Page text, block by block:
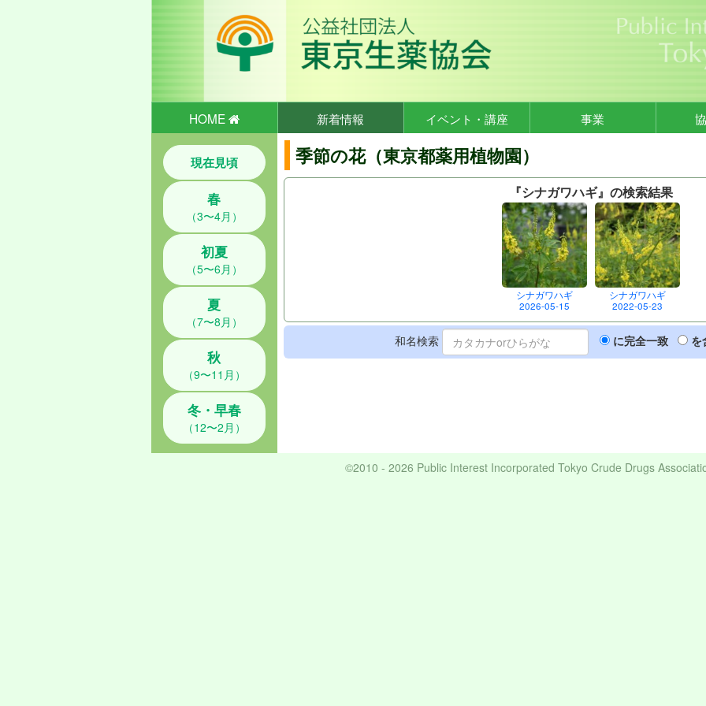
HOME 新着情報 イベント・講座 事業
現在見頃
春
（3〜4月）
初夏
（5〜6月）
夏
（7〜8月）
秋
（9〜11月）
冬・早春
（12〜2月）
季節の花（東京都薬用植物園）
『シナガワハギ』の検索結果
シナガワハギ
2026-05-15
シナガワハギ
2022-05-23
和名検索 に完全一致 を
©2010 - 2026 Public Interest Incorporated Tokyo Crude Drugs